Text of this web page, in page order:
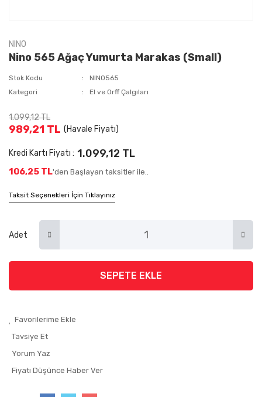
NINO
Nino 565 Ağaç Yumurta Marakas (Small)
Stok Kodu
NINO565
Kategori
El ve Orff Çalgıları
1.099,12 TL
989,21 TL (Havale Fiyatı)
Kredi Kartı Fiyatı : 1.099,12 TL
106,25 TL'den Başlayan taksitler ile..
Taksit Seçenekleri İçin Tıklayınız
Adet
SEPETE EKLE
Tavsiye Et
Yorum Yaz
Fiyatı Düşünce Haber Ver